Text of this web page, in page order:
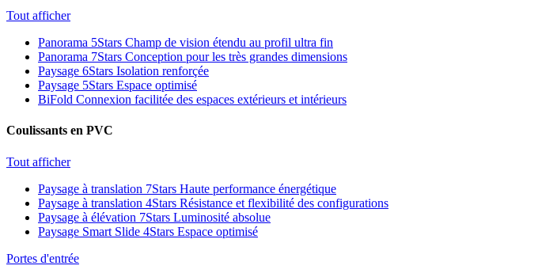
Tout afficher
Panorama 5Stars Champ de vision étendu au profil ultra fin
Panorama 7Stars Conception pour les très grandes dimensions
Paysage 6Stars Isolation renforçée
Paysage 5Stars Espace optimisé
BiFold Connexion facilitée des espaces extérieurs et intérieurs
Coulissants en PVC
Tout afficher
Paysage à translation 7Stars Haute performance énergétique
Paysage à translation 4Stars Résistance et flexibilité des configurations
Paysage à élévation 7Stars Luminosité absolue
Paysage Smart Slide 4Stars Espace optimisé
Portes d'entrée